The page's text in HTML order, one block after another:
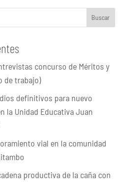
Buscar
concurso de Méritos y
de trabajo)
definitivos para nuevo
la Unidad Educativa Juan
vial en la comunidad
productiva de la caña con